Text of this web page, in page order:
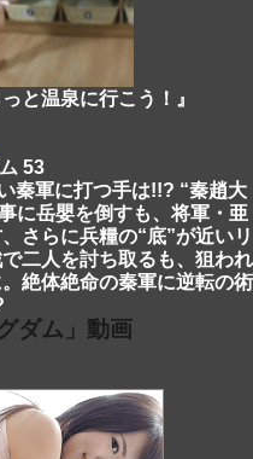
と温泉に行こう！』
53
秦軍に打つ手は!!? “秦趙大
に岳嬰を倒すも、将軍・亜
さらに兵糧の“底”が近いリ
二人を討ち取るも、狙われ
絶体絶命の秦軍に逆転の術
ダム」動画